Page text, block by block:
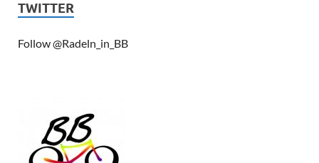
TWITTER
Follow @Radeln_in_BB